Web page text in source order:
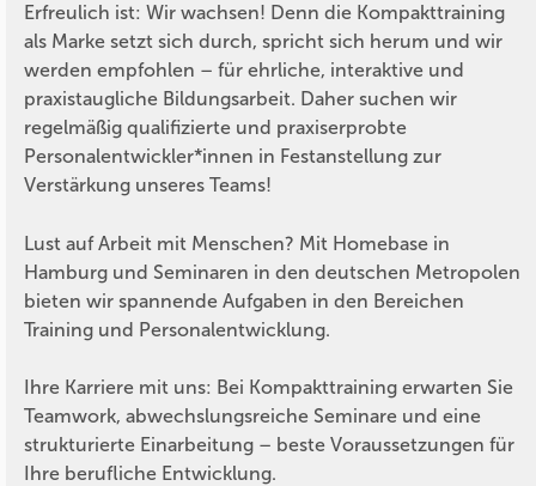
Erfreulich ist: Wir wachsen! Denn die Kompakttraining
als Marke setzt sich durch, spricht sich herum und wir
werden empfohlen – für ehrliche, interaktive und
praxistaugliche Bildungsarbeit. Daher suchen wir
regelmäßig qualifizierte und praxiserprobte
Personalentwickler*innen in Festanstellung zur
Verstärkung unseres Teams!
Lust auf Arbeit mit Menschen? Mit Homebase in
Hamburg und Seminaren in den deutschen Metropolen
bieten wir spannende Aufgaben in den Bereichen
Training und Personalentwicklung.
Ihre Karriere mit uns: Bei Kompakttraining erwarten Sie
Teamwork, abwechslungsreiche Seminare und eine
strukturierte Einarbeitung – beste Voraussetzungen für
Ihre berufliche Entwicklung.